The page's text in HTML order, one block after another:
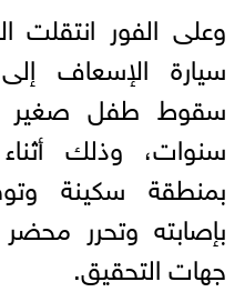
وعلى الفور انتقلت
سيارة الإسعاف
سنوات، وذلك
بمنطقة سكينة
بإصابته وتحرر
جهات التحقيق.